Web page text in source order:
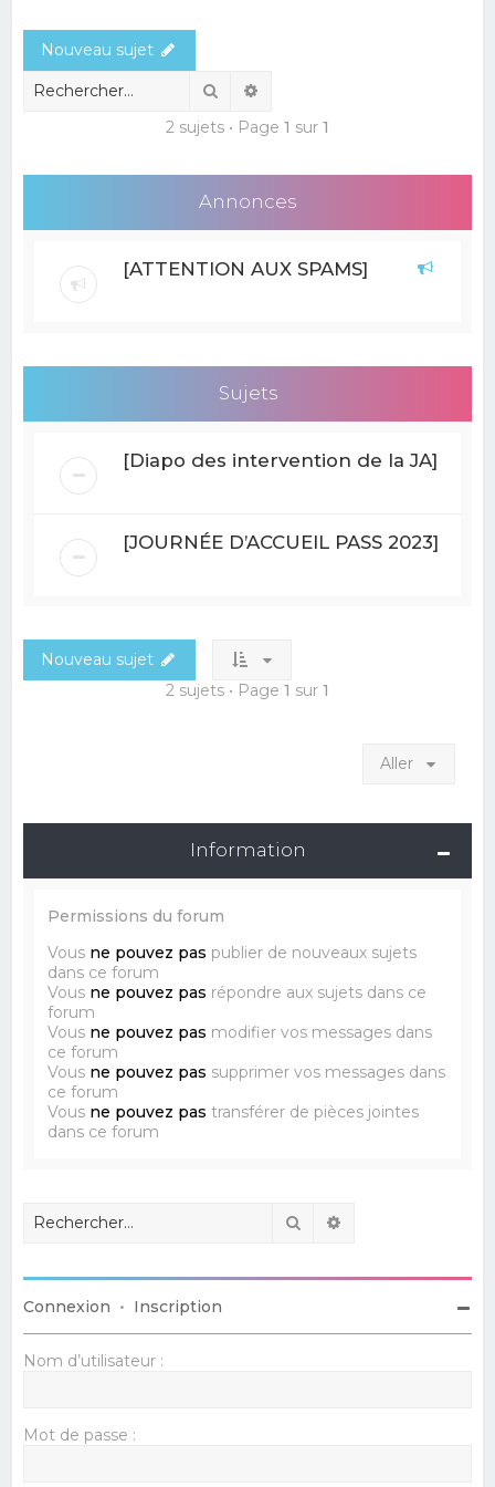
r
Nouveau sujet
Rechercher
2 sujets • Page 1 sur 1
Annonces
[ATTENTION AUX SPAMS]
Sujets
[Diapo des intervention de la JA]
[JOURNÉE D’ACCUEIL PASS 2023]
Nouveau sujet
2 sujets • Page 1 sur 1
Aller
Information
Permissions du forum
Vous ne pouvez pas publier de nouveaux sujets
dans ce forum
Vous ne pouvez pas répondre aux sujets dans ce
forum
Vous ne pouvez pas modifier vos messages dans
ce forum
Vous ne pouvez pas supprimer vos messages dans
ce forum
Vous ne pouvez pas transférer de pièces jointes
dans ce forum
Rechercher
Connexion • Inscription
Nom d’utilisateur :
Mot de passe :